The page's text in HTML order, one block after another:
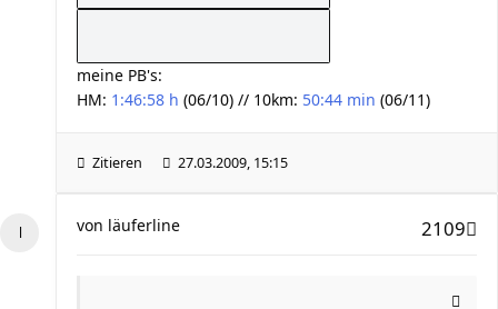
meine PB's:
HM: 1:46:58 h (06/10) // 10km: 50:44 min (06/11)
Zitieren 27.03.2009, 15:15
2109
von läuferline